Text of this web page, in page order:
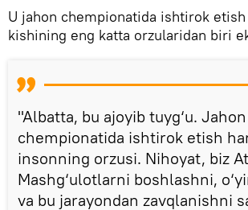
U jahon chempionatida ishtirok
kishining eng katta orzularidan biri
"Albatta, bu ajoyib tuyg‘u. Jahon
chempionatida ishtirok etish
insonning orzusi. Nihoyat, biz
Mashg‘ulotlarni boshlashni,
va bu jarayondan zavqlanishni